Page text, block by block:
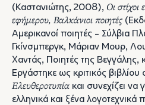
(Καστανιώτης, 2008), Οι στίχοι
εφήμερου, Βαλκάνιοι ποιητές
Αμερικανοί ποιητές - Σύλβια
Γκίνσμπεργκ, Μάριαν Μουρ,
Χαντάς, Ποιητές της Βεγγάλης,
Εργάστηκε ως κριτικός
Ελευθεροτυπία και συνεχίζει να
ελληνικά και ξένα λογοτεχνικά